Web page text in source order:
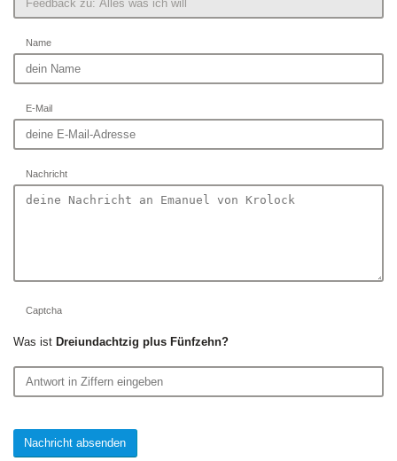
Name
E-Mail
Nachricht
Captcha
Was ist Dreiundachtzig plus Fünfzehn?